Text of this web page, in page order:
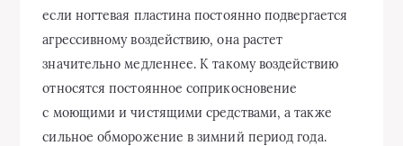
если ногтевая пластина постоянно подвергается
агрессивному воздействию, она растет
значительно медленнее. К такому воздействию
относятся постоянное соприкосновение
с моющими и чистящими средствами, а также
сильное обморожение в зимний период года.